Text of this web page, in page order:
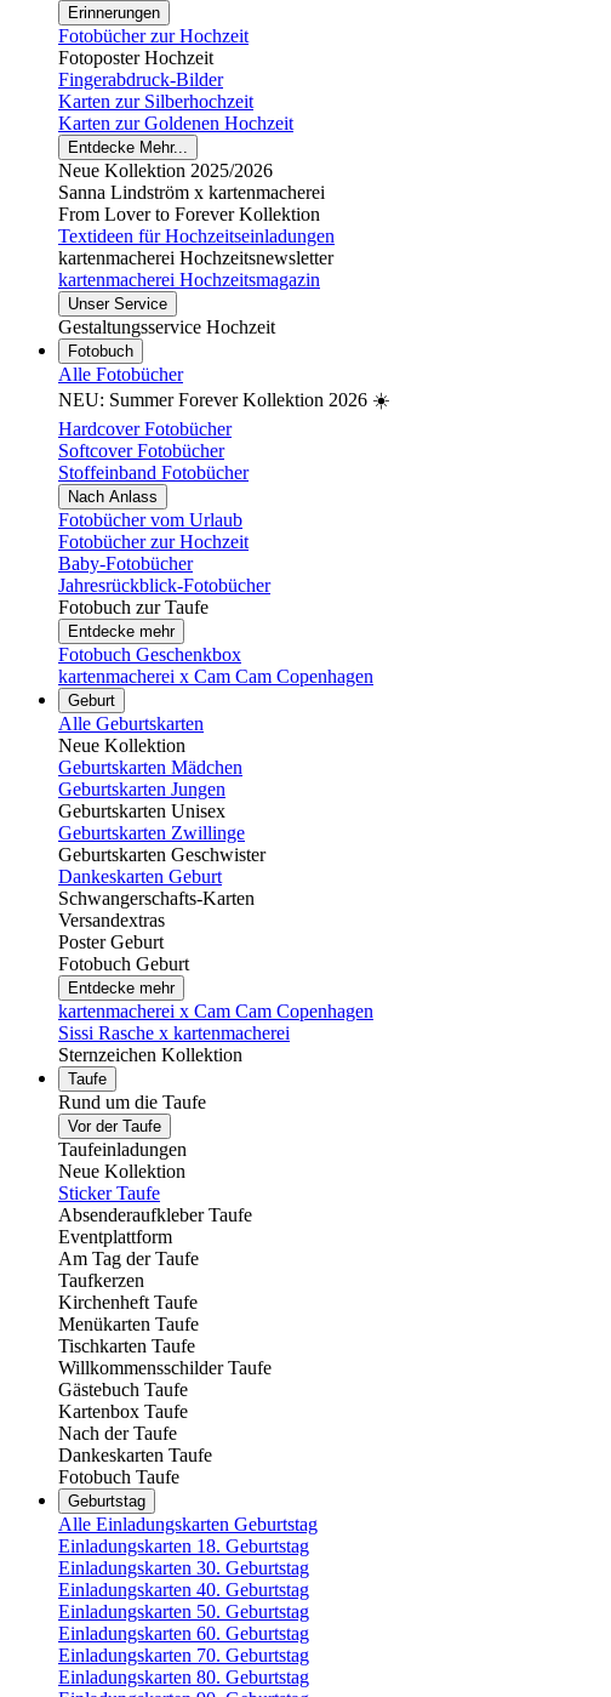
Erinnerungen
Fotobücher zur Hochzeit
Fotoposter Hochzeit
Fingerabdruck-Bilder
Karten zur Silberhochzeit
Karten zur Goldenen Hochzeit
Entdecke Mehr...
Neue Kollektion 2025/2026
Sanna Lindström x kartenmacherei
From Lover to Forever Kollektion
Textideen für Hochzeitseinladungen
kartenmacherei Hochzeitsnewsletter
kartenmacherei Hochzeitsmagazin
Unser Service
Gestaltungsservice Hochzeit
Fotobuch
Alle Fotobücher
NEU: Summer Forever Kollektion 2026 ☀️
Hardcover Fotobücher
Softcover Fotobücher
Stoffeinband Fotobücher
Nach Anlass
Fotobücher vom Urlaub
Fotobücher zur Hochzeit
Baby-Fotobücher
Jahresrückblick-Fotobücher
Fotobuch zur Taufe
Entdecke mehr
Fotobuch Geschenkbox
kartenmacherei x Cam Cam Copenhagen
Geburt
Alle Geburtskarten
Neue Kollektion
Geburtskarten Mädchen
Geburtskarten Jungen
Geburtskarten Unisex
Geburtskarten Zwillinge
Geburtskarten Geschwister
Dankeskarten Geburt
Schwangerschafts-Karten
Versandextras
Poster Geburt
Fotobuch Geburt
Entdecke mehr
kartenmacherei x Cam Cam Copenhagen
Sissi Rasche x kartenmacherei
Sternzeichen Kollektion
Taufe
Rund um die Taufe
Vor der Taufe
Taufeinladungen
Neue Kollektion
Sticker Taufe
Absenderaufkleber Taufe
Eventplattform
Am Tag der Taufe
Taufkerzen
Kirchenheft Taufe
Menükarten Taufe
Tischkarten Taufe
Willkommensschilder Taufe
Gästebuch Taufe
Kartenbox Taufe
Nach der Taufe
Dankeskarten Taufe
Fotobuch Taufe
Geburtstag
Alle Einladungskarten Geburtstag
Einladungskarten 18. Geburtstag
Einladungskarten 30. Geburtstag
Einladungskarten 40. Geburtstag
Einladungskarten 50. Geburtstag
Einladungskarten 60. Geburtstag
Einladungskarten 70. Geburtstag
Einladungskarten 80. Geburtstag